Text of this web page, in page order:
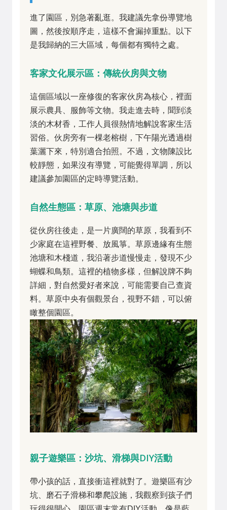
進了園區，別急著亂逛。我建議先拿份導覽地
圖，然後按順序走，這樣不會漏掉重點。以下
是我歸納的三大區域，每個都有獨特之處。
客家文化展示區：傳統伙房與文物
這個區域以一座修復的客家伙房為核心，裡面
展示農具、服飾等文物。我走進去時，聞到淡
淡的木材香，工作人員很熱情地解說客家生活
習俗。伙房旁有一棵老榕樹，下午陽光透過樹
葉灑下來，特別適合拍照。不過，文物陳設比
較靜態，如果沒有導覽，可能覺得單調，所以
建議參加園區的定時導覽活動。
自然生態區：草原、池塘與步道
從伙房往後走，是一片廣闊的草原，我看到不
少家庭在這裡野餐、放風箏。草原邊緣有生態
池塘和木棧道，我沿著步道慢慢走，發現不少
蝴蝶和鳥類。這裡的植物多樣，但解說牌不夠
詳細，對自然愛好者來說，可能需要自己查資
料。草原中央有個觀景台，視野不錯，可以俯
瞰整個園區。
親子遊樂區：沙坑、滑梯與DIY活動
帶小孩的話，直接衝這裡就對了。遊樂區有沙
坑、磨石子滑梯和攀爬設施，我觀察到孩子們